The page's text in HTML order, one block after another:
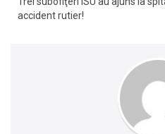
accident rutier!